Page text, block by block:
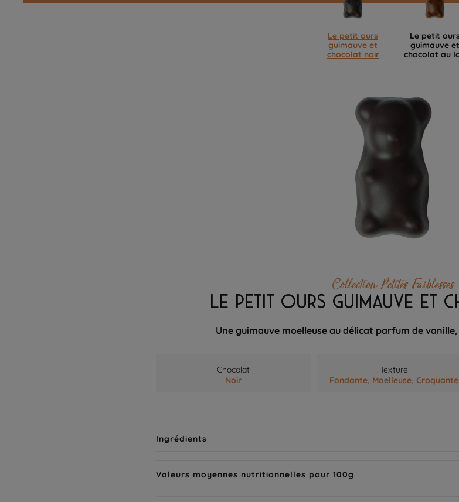
Le petit ours
guimauve et
chocolat noir
Le petit ours
guimauve et
chocolat au
Collection Petites Faiblesses
LE PETIT OURS GUIMAUVE ET
Une guimauve moelleuse au délicat parfum de
Chocolat
Noir
Texture
Fondante, Moelleuse, Croquante
Ingrédients
Valeurs moyennes nutritionnelles pour 100g